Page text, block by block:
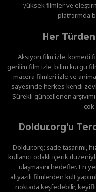
yüksek filmler ve
platformda
Her
Aksiyon film izle, komedi
gerilim film izle, bilim kurgu
macera filmleri izle ve
sayesinde herkes kendi
Sürekli güncellenen
çok
Doldur.org'u
Doldur.org; sade tasarımı,
kullanıcı odaklı içerik
ulaşmasını hedefler. En
altyazılı filmlerden kült
noktada keşfedebilir,